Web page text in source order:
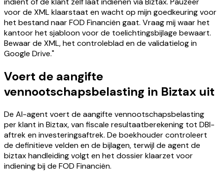
voor de XML klaarstaat en wacht op mijn goedkeuring voor
het bestand naar FOD Financiën gaat. Vraag mij waar het
kantoor het sjabloon voor de toelichtingsbijlage bewaart.
Bewaar de XML, het controleblad en de validatielog in
Google Drive."
Voert de aangifte
vennootschapsbelasting in Biztax uit
De AI-agent voert de aangifte vennootschapsbelasting
per klant in Biztax, van fiscale resultaatberekening tot DBI-
aftrek en investeringsaftrek. De boekhouder controleert
de definitieve velden en de bijlagen, terwijl de agent de
biztax handleiding volgt en het dossier klaarzet voor
indiening bij de FOD Financiën.